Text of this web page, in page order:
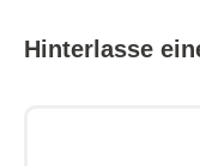
Hinterlasse